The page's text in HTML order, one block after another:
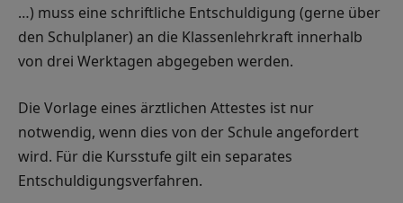
…) muss eine schriftliche Entschuldigung (gerne über
den Schulplaner) an die Klassenlehrkraft innerhalb
von drei Werktagen abgegeben werden.
Die Vorlage eines ärztlichen Attestes ist nur
notwendig, wenn dies von der Schule angefordert
wird. Für die Kursstufe gilt ein separates
Entschuldigungsverfahren.